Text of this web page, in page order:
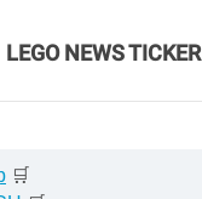
LEGO NEWS TICKER
🛒